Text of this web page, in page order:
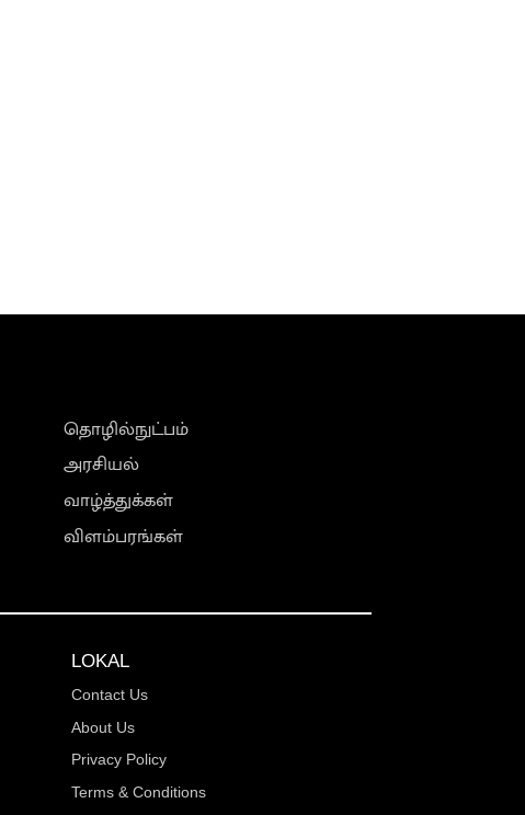
தொழில்நுட்பம்
அரசியல்
வாழ்த்துக்கள்
விளம்பரங்கள்
LOKAL
Contact Us
About Us
Privacy Policy
Terms & Conditions